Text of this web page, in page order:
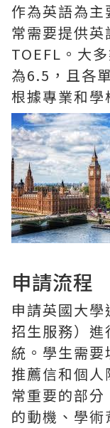
作為英語為
常需要提供
TOEFL。大
為6.5，且各
根據專業和學
申請流程
申請英國大
招生服務）
統。學生需要
推薦信和個
常重要的部
的動機、學術